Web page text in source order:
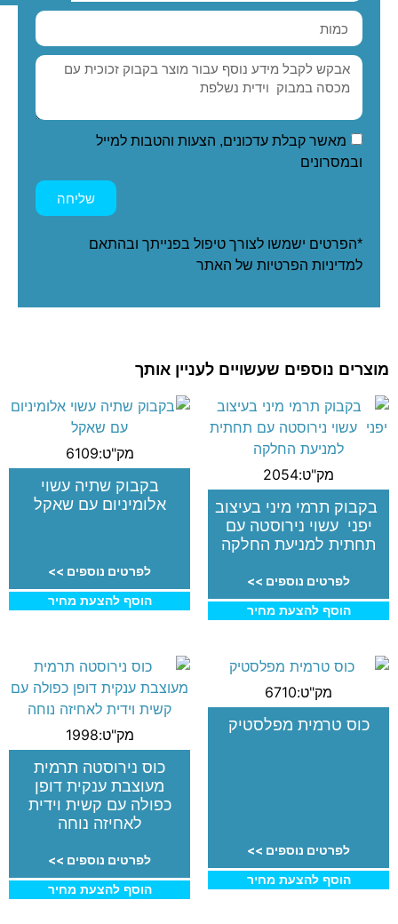
מאשר קבלת עדכונים, הצעות והטבות למייל
ובמסרונים
שליחה
*הפרטים ישמשו לצורך טיפול בפנייתך ובהתאם
למדיניות הפרטיות של האתר
מוצרים נוספים שעשויים לעניין אותך
מק"ט:2054
בקבוק תרמי מיני בעיצוב
יפני עשוי נירוסטה עם
תחתית למניעת החלקה
לפרטים נוספים >>
הוסף להצעת מחיר
מק"ט:6109
בקבוק שתיה עשוי
אלומיניום עם שאקל
לפרטים נוספים >>
הוסף להצעת מחיר
מק"ט:6710
כוס טרמית מפלסטיק
לפרטים נוספים >>
הוסף להצעת מחיר
מק"ט:1998
כוס נירוסטה תרמית
מעוצבת ענקית דופן
כפולה עם קשית וידית
לאחיזה נוחה
לפרטים נוספים >>
הוסף להצעת מחיר